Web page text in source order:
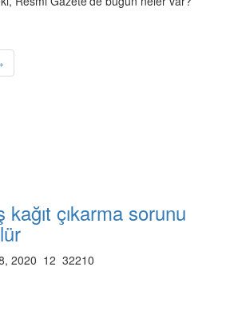
kağıt çıkarma sorunu
2020 12 32210